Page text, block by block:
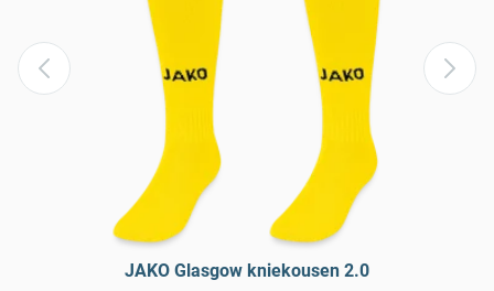
JAKO Glasgow kniekousen 2.0